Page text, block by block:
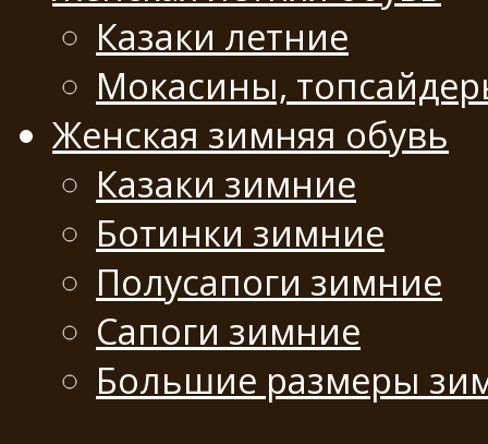
Казаки летние
Мокасины,
Женская зимняя обувь
Казаки зимние
Ботинки зимние
Полусапоги зимние
Сапоги зимние
Большие размеры